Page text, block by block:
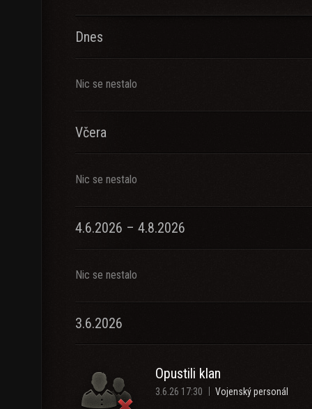
Dnes
Nic se nestalo
Včera
Nic se nestalo
4.6.2026 – 4.8.2026
Nic se nestalo
3.6.2026
Opustili klan
3.6.26 17:30 Vojenský personál